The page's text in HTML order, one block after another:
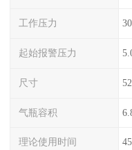
工作压力
起始报警压力
尺寸
气瓶容积
理论使用时间